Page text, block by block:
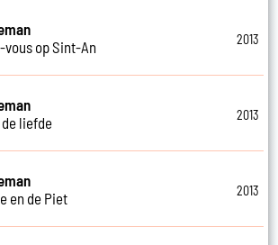
vous op Sint-An
2013
de liefde
2013
en de Piet
2013